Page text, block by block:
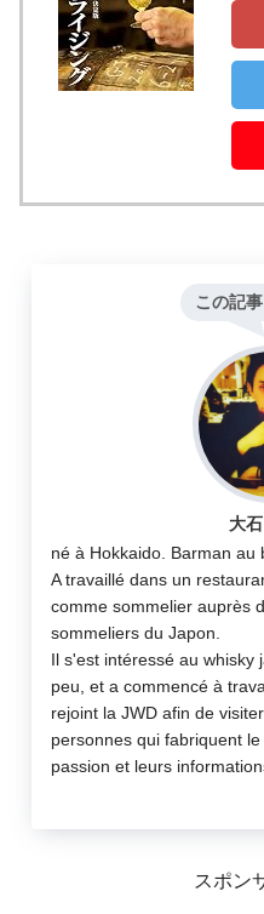
この記
大
né à Hokkaido. Barman au
A travaillé dans un
comme sommelier auprès
sommeliers du Japon.
Il s'est intéressé au whisky
peu, et a commencé à
rejoint la JWD afin de
personnes qui fabriquent
passion et leurs
スポン